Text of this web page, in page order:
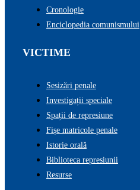
Cronologie
Enciclopedia comunismului
VICTIME
Sesizări penale
Investigații speciale
Spații de represiune
Fișe matricole penale
Istorie orală
Biblioteca represiunii
Resurse